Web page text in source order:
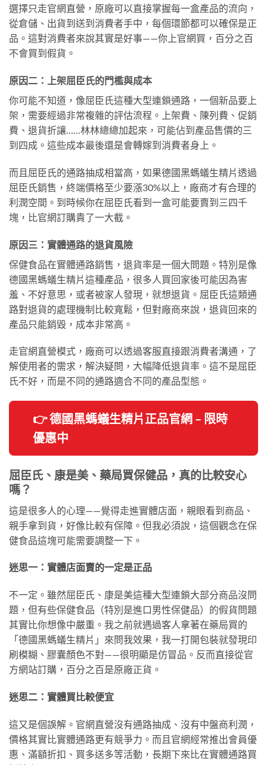
選擇只走官網直營，原廠可以直接掌握每一盒產品的流向，
從倉儲、出貨到送到消費者手中，每個環節都可以確保是正
品。這對消費者來說其實是好事——你上官網買，百分之百
不會買到假貨。
原因二：上架屈臣氏的門檻與成本
你可能不知道，像屈臣氏這種大型連鎖通路，一個新品要上
架，需要經過非常複雜的評估流程。上架費、陳列費、促銷
費、退貨折讓……林林總總加起來，可能佔到產品售價的三
到四成。這些成本最後還是會轉嫁到消費者身上。
而且屈臣氏的通路抽成相當高，如果德國黑螞蟻生精片透過
屈臣氏銷售，終端價格至少要漲30%以上，廠商才有合理的
利潤空間。到時候你在屈臣氏看到一盒可能要賣到三四千
塊，比官網訂購貴了一大截。
原因三：實體通路的退貨風險
保健食品在實體通路銷售，退貨率是一個大問題。特別是像
德國黑螞蟻生精片這種產品，很多人買回家後可能因為害
羞、不好意思，或者被家人發現，就想退貨。屈臣氏這類通
路對退貨的處理機制比較寬鬆，但對廠商來說，退貨回來的
產品只能銷毀，成本非常高。
走官網直營模式，廠商可以透過客服直接跟消費者溝通，了
解使用者的需求，解決疑問，大幅降低退貨率。這不是屈臣
氏不好，而是不同的通路適合不同的產品型態。
👉 德國黑螞蟻生精片正品官網 – 限時
優惠中
屈臣氏、康是美、藥局買保健品，真的比較安心
嗎？
這是很多人的心理——覺得走進實體店面，親眼看到商品、
親手拿到貨，好像比較有保障。但我必須說，這個觀念在保
健食品這塊可能需要調整一下。
迷思一：實體店面賣的一定是正品
不一定。雖然屈臣氏、康是美這種大型連鎖大部分商品沒問
題，但有些保健食品（特別是進口男性保健品）的假貨問題
其實比你想像中嚴重。我之前就遇過客人拿著在藥局買的
「德國黑螞蟻生精片」來問我效果，我一打開包裝就發現印
刷模糊、膠囊顏色不對——很明顯是仿冒品。反而直接從官
方網站訂購，百分之百是原廠正貨。
迷思二：實體買比較便宜
這又是個誤解。官網直營沒有通路抽成、沒有中盤商利潤，
價格其實比實體通路更有競爭力。而且官網經常推出會員優
惠、滿額折扣、買多送多等活動，長期下來比在實體通路買